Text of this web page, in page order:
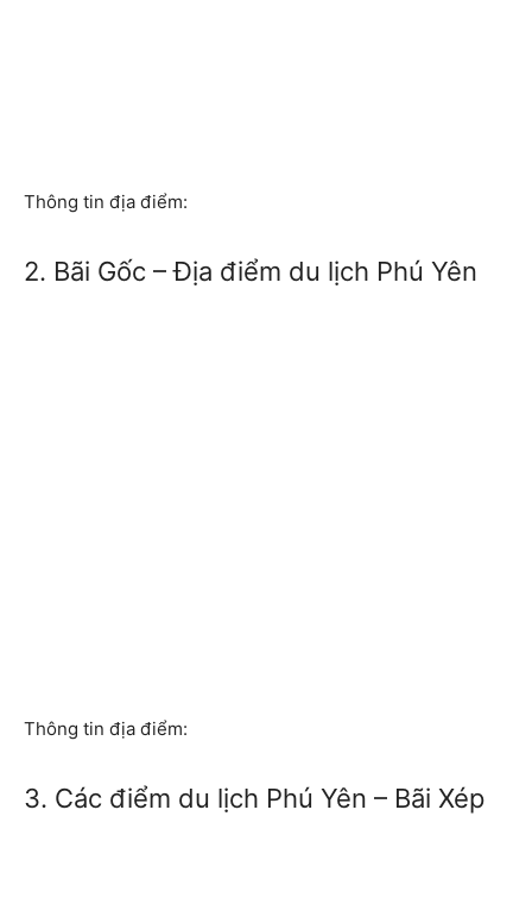
Thông tin địa điểm:
2. Bãi Gốc – Địa điểm du lịch Phú Yên
Thông tin địa điểm:
3. Các điểm du lịch Phú Yên – Bãi Xép